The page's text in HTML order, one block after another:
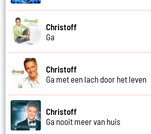
Christoff
Ga
Christoff
Ga met een lach door het leven
Christoff
Ga nooit meer van huis